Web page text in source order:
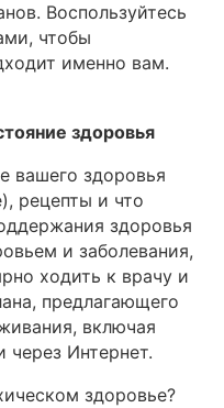
Воспользуйтесь
чтобы
именно вам.
здоровья
вашего здоровья
рецепты и что
здоровья
и заболевания,
ходить к врачу и
предлагающего
включая
через Интернет.
здоровье?